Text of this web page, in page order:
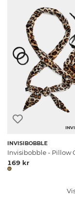
INVISIBOBBLE
Invisibobble - Pillow
169 kr